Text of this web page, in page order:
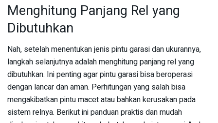
Menghitung Panjang Rel yang
Dibutuhkan
Nah, setelah menentukan jenis pintu garasi dan ukurannya,
langkah selanjutnya adalah menghitung panjang rel yang
dibutuhkan. Ini penting agar pintu garasi bisa beroperasi
dengan lancar dan aman. Perhitungan yang salah bisa
mengakibatkan pintu macet atau bahkan kerusakan pada
sistem relnya. Berikut ini panduan praktis dan mudah